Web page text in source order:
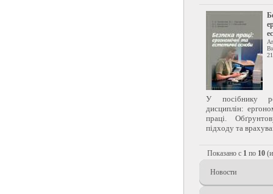
У посібнику
дисциплін:
праці.
підходу та
Показано с 1 по 10
Новости